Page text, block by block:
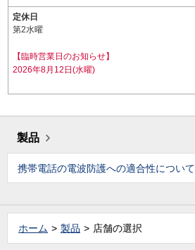
定休日
第2水曜
【臨時営業日のお知らせ】
2026年8月12日(水曜)
製品
携帯電話の電波防護への適合性について
ホーム 製品 店舗の選択